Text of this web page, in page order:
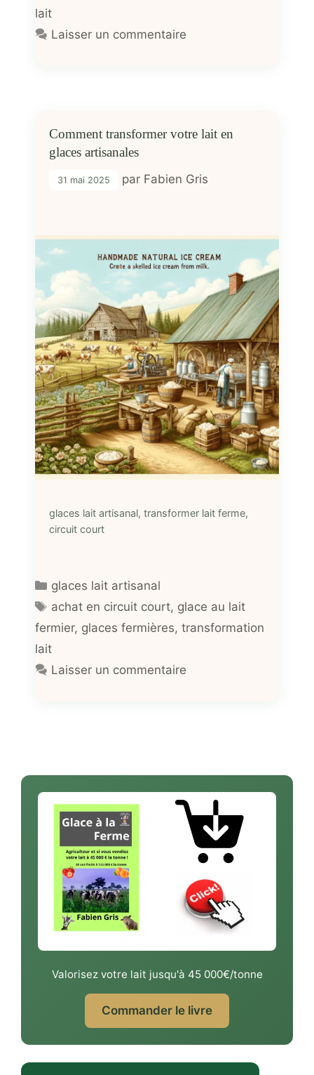
lait
Laisser un commentaire
Comment transformer votre lait en
glaces artisanales
31 mai 2025 par Fabien Gris
glaces lait artisanal, transformer lait ferme,
circuit court
Catégories
glaces lait artisanal
Étiquettes
achat en circuit court, glace au lait
fermier, glaces fermières, transformation
lait
Laisser un commentaire
Valorisez votre lait jusqu'à 45 000€/tonne
Commander le livre